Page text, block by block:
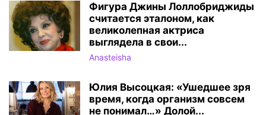
Фигура Джины Лоллобриджиды
считается эталоном, как
великолепная актриса
выглядела в свои...
Anasteisha
Юлия Высоцкая: «Ушедшее зря
время, когда организм совсем
не понимал…» Долой...